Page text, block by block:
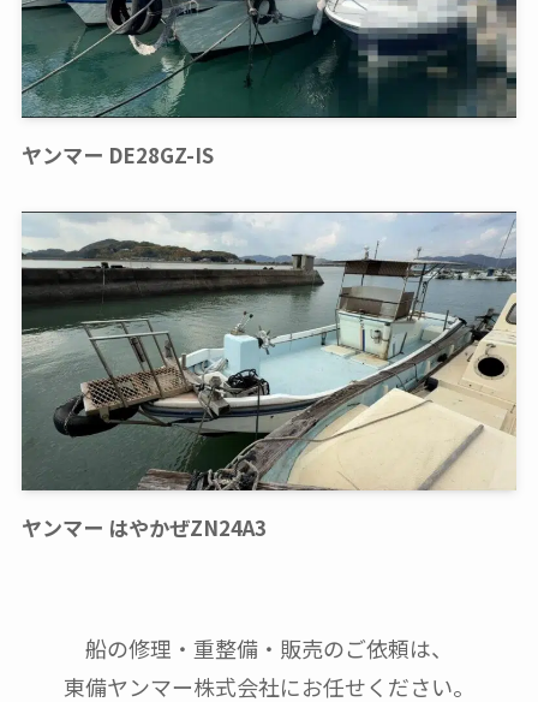
ヤンマー DE28GZ-IS
ヤンマー はやかぜZN24A3
船の修理・重整備・販売のご依頼は、
東備ヤンマー株式会社にお任せください。